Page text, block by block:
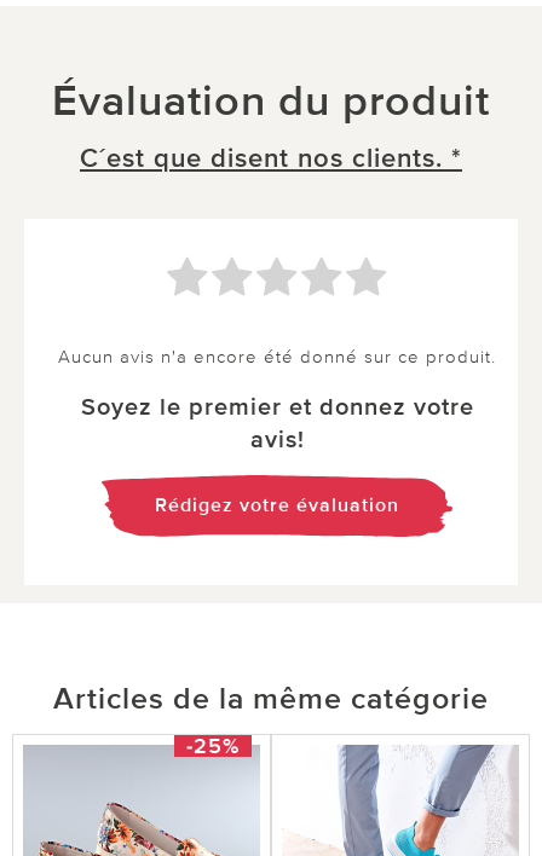
Évaluation du produit
C´est que disent nos clients. *
Aucun avis n'a encore été donné sur ce produit.
Soyez le premier et donnez votre
avis!
Rédigez votre évaluation
Articles de la même catégorie
-25%